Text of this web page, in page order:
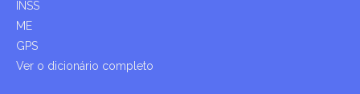
INSS
ME
GPS
Ver o dicionário completo